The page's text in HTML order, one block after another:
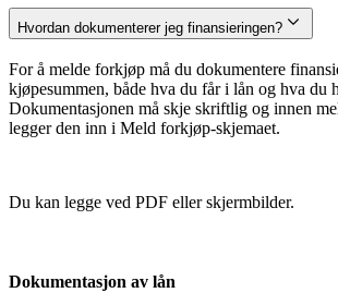
Hvordan dokumenterer jeg finansieringen?
For å melde forkjøp må du dokumentere
kjøpesummen, både hva du får i lån og hva du
Dokumentasjonen må skje skriftlig og innen
legger den inn i Meld forkjøp-skjemaet.
Du kan legge ved PDF eller skjermbilder.
Dokumentasjon av lån